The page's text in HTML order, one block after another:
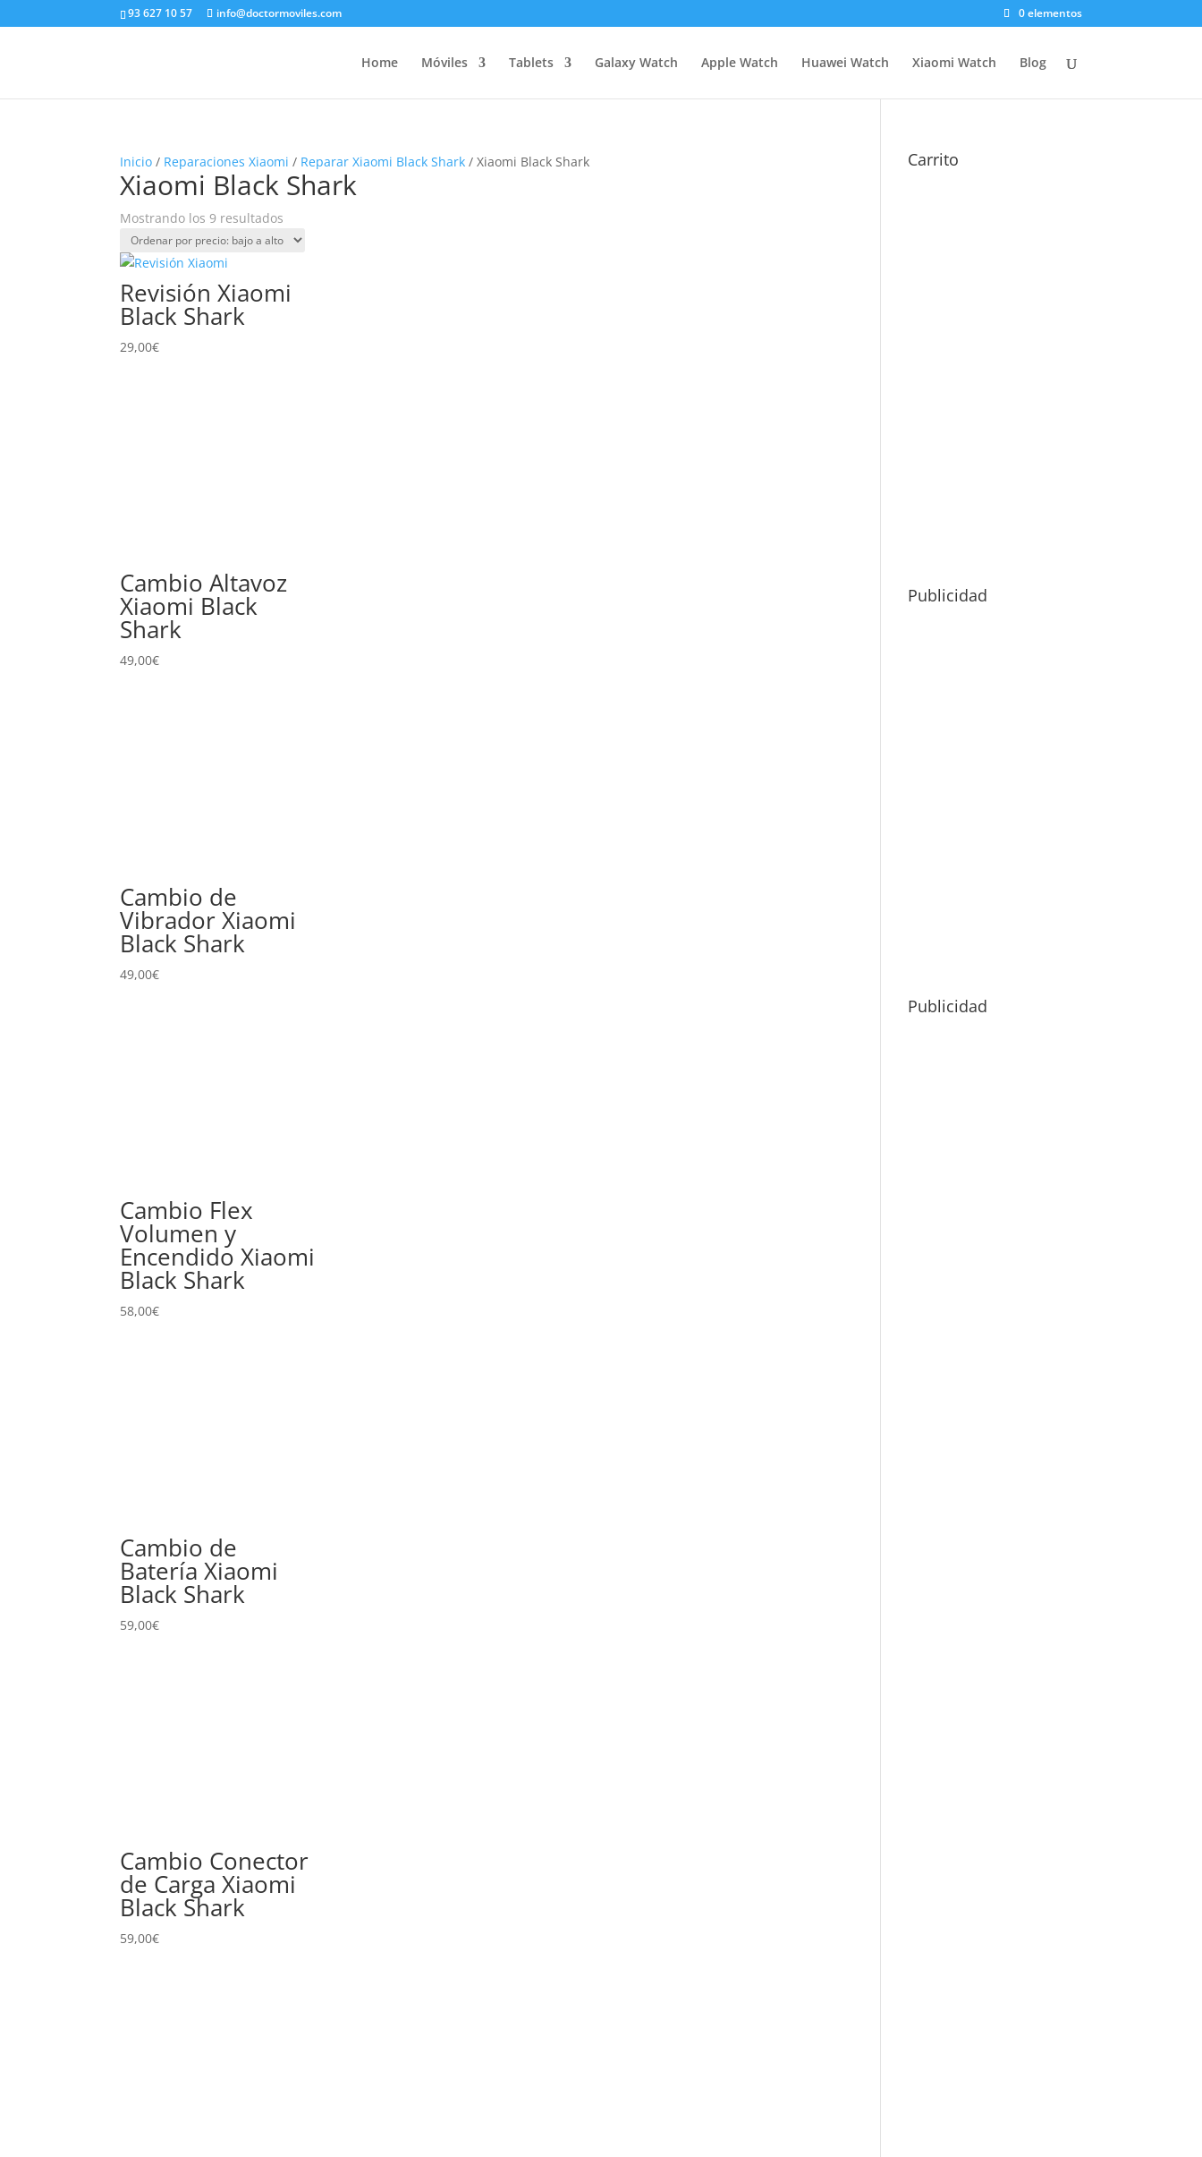
93 627 10 57 info@doctormoviles.com 0 elementos
Home Móviles Tablets Galaxy Watch Apple Watch Huawei Watch Xiaomi Watch Blog
Inicio / Reparaciones Xiaomi / Reparar Xiaomi Black Shark / Xiaomi Black Shark
Xiaomi Black Shark
Mostrando los 9 resultados
por
a
Revisión Xiaomi
Black Shark
29,00€
Cambio Altavoz
Xiaomi Black
Shark
49,00€
Cambio de
Vibrador Xiaomi
Black Shark
49,00€
Cambio Flex
Volumen y
Encendido Xiaomi
Black Shark
58,00€
Cambio de
Batería Xiaomi
Black Shark
59,00€
Cambio Conector
de Carga Xiaomi
Black Shark
59,00€
Carrito
Publicidad
Publicidad